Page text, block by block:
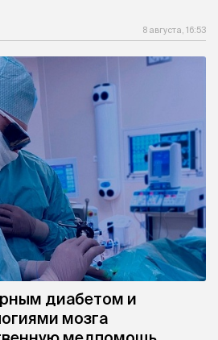
8 августа, 16:53
диабетом и
мозга